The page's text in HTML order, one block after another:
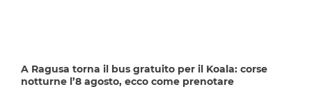
A Ragusa torna il bus gratuito per il Koala: corse
notturne l’8 agosto, ecco come prenotare